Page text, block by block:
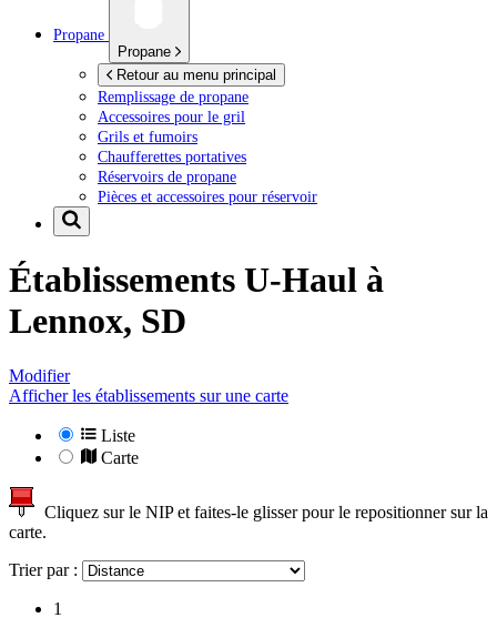
Propane
Propane
Retour au menu principal
Remplissage de propane
Accessoires pour le gril
Grils et fumoirs
Chaufferettes portatives
Réservoirs de propane
Pièces et accessoires pour réservoir
Établissements U-Haul à
Lennox, SD
Modifier
Afficher les établissements sur une carte
Liste
Carte
Cliquez sur le NIP et faites-le glisser pour le repositionner sur la
carte.
Trier par :
1